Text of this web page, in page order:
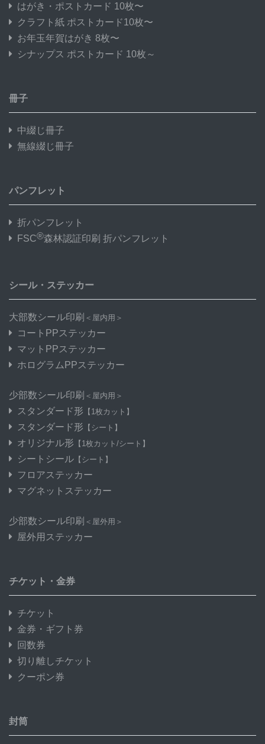
はがき・ポストカード 10枚〜
クラフト紙 ポストカード10枚〜
お年玉年賀はがき 8枚〜
シナップス ポストカード 10枚～
冊子
中綴じ冊子
無線綴じ冊子
パンフレット
折パンフレット
FSC®森林認証印刷 折パンフレット
シール・ステッカー
大部数シール印刷 ＜屋内用＞
コートPPステッカー
マットPPステッカー
ホログラムPPステッカー
少部数シール印刷 ＜屋内用＞
スタンダード形 【1枚カット】
スタンダード形 【シート】
オリジナル形 【1枚カット/シート】
シートシール 【シート】
フロアステッカー
マグネットステッカー
少部数シール印刷 ＜屋外用＞
屋外用ステッカー
チケット・金券
チケット
金券・ギフト券
回数券
切り離しチケット
クーポン券
封筒